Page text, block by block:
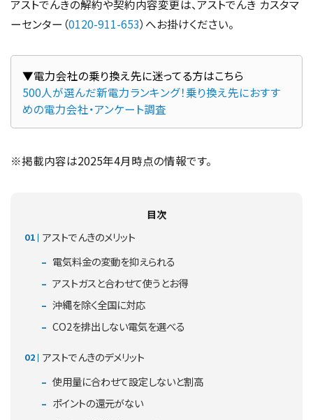
アストでんきの解約や契約内容変更は、アストでんき カスタマ
ーセンター（0120-911-653）へお掛けください。
500人が選んだ新電力ランキング！乗り換え先におすす
めの電力会社・アンケート調査
※掲載内容は2025年4月時点の情報です。
目次
アストでんきのメリット
電気料金の変動を抑えられる
アストガスと合わせて使うとお得
沖縄を除く全国に対応
CO2を排出しない電気を選べる
アストでんきのデメリット
使用量に合わせて設定しないと割高
ポイントの還元がない